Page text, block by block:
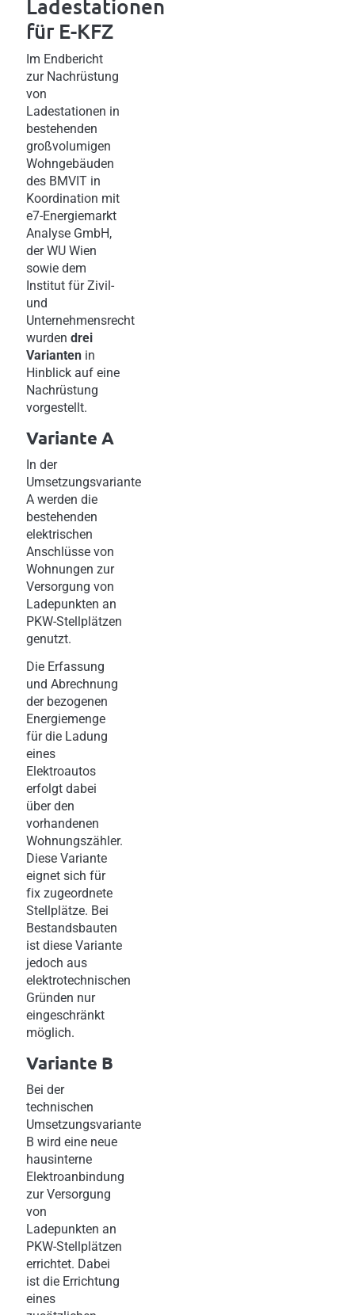
Ladestationen
für E-KFZ
Im Endbericht
zur Nachrüstung
von
Ladestationen in
bestehenden
großvolumigen
Wohngebäuden
des BMVIT in
Koordination mit
e7-Energiemarkt
Analyse GmbH,
der WU Wien
sowie dem
Institut für Zivil-
und
Unternehmensrecht
wurden drei
Varianten in
Hinblick auf eine
Nachrüstung
vorgestellt.
Variante A
In der
Umsetzungsvariante
A werden die
bestehenden
elektrischen
Anschlüsse von
Wohnungen zur
Versorgung von
Ladepunkten an
PKW-Stellplätzen
genutzt.
Die Erfassung
und Abrechnung
der bezogenen
Energiemenge
für die Ladung
eines
Elektroautos
erfolgt dabei
über den
vorhandenen
Wohnungszähler.
Diese Variante
eignet sich für
fix zugeordnete
Stellplätze. Bei
Bestandsbauten
ist diese Variante
jedoch aus
elektrotechnischen
Gründen nur
eingeschränkt
möglich.
Variante B
Bei der
technischen
Umsetzungsvariante
B wird eine neue
hausinterne
Elektroanbindung
zur Versorgung
von
Ladepunkten an
PKW-Stellplätzen
errichtet. Dabei
ist die Errichtung
eines